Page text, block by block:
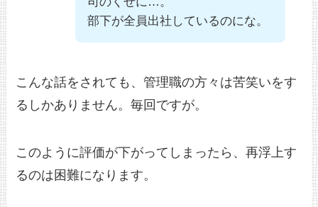
部下が全員出社しているのにな。
こんな話をされても、管理職の方々は苦笑いをす
るしかありません。毎回ですが。
このように評価が下がってしまったら、再浮上す
るのは困難になります。